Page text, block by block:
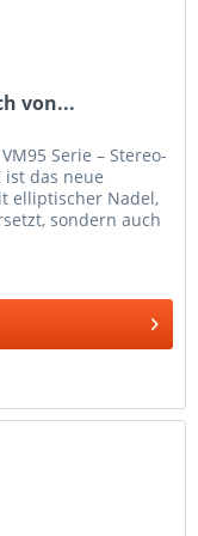
von...
Serie – Stereo-
ist das neue
elliptischer Nadel,
sondern auch